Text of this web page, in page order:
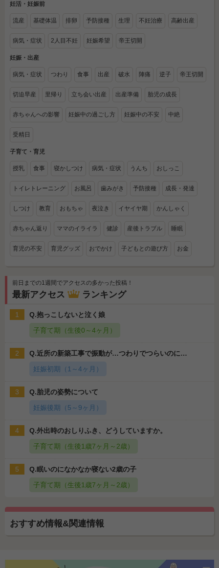
妊活・妊娠前
流産 基礎体温 排卵 予防接種 生理 不妊治療 高齢出産
病気・症状 2人目不妊 妊娠希望 帝王切開
妊娠・出産
病気・症状 つわり 食事 出産 破水 陣痛 逆子 帝王切開
切迫早産 里帰り 立ち会い出産 出産準備 胎児の成長
赤ちゃんへの影響 妊娠中の過ごし方 妊娠中の不安 中絶
受精日
子育て・育児
授乳 食事 寝かしつけ 病気・症状 うんち おしっこ
トイレトレーニング お風呂 歯みがき 予防接種 成長・発達
しつけ 教育 おもちゃ 夜泣き イヤイヤ期 かんしゃく
赤ちゃん返り ママのイライラ 健診 産後トラブル 睡眠
育児の不安 育児グッズ おでかけ 子どもとの遊び方 お金
前日までの1週間でアクセスの多かった投稿！
最新アクセス ランキング
1
Q.抱っこしないと泣く娘
子育て期（生後0～4ヶ月）
2
Q.近所の新築工事で振動が…つわりでつらいのに…
妊娠初期（1～4ヶ月）
3
Q.胎児の姿勢について
妊娠後期（5～9ヶ月）
4
Q.外出時のおしりふき、どうしていますか。
子育て期（生後1歳7ヶ月～2歳）
5
Q.眠いのになかなか寝ない2歳の子
子育て期（生後1歳7ヶ月～2歳）
おすすめ情報&関連情報